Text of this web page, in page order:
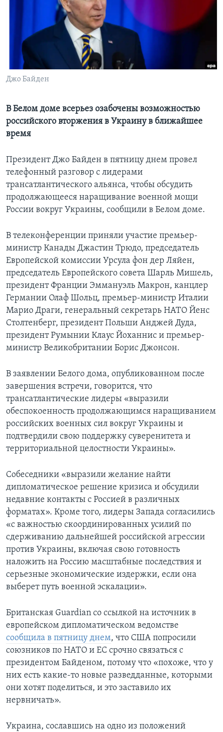
Learning English
СОЦИАЛЬНЫЕ СЕТИ
Джо Байден
В Белом доме всерьез озабочены возможностью
российского вторжения в Украину в ближайшее
время
Президент Джо Байден в пятницу днем провел
телефонный разговор с лидерами
трансатлантического альянса, чтобы обсудить
продолжающееся наращивание военной мощи
России вокруг Украины, сообщили в Белом доме.
В телеконференции приняли участие премьер-
министр Канады Джастин Трюдо, председатель
Европейской комиссии Урсула фон дер Ляйен,
председатель Европейского совета Шарль Мишель,
президент Франции Эммануэль Макрон, канцлер
Германии Олаф Шольц, премьер-министр Италии
Марио Драги, генеральный секретарь НАТО Йенс
Столтенберг, президент Польши Анджей Дуда,
президент Румынии Клаус Йоханнис и премьер-
министр Великобритании Борис Джонсон.
В заявлении Белого дома, опубликованном после
завершения встречи, говорится, что
трансатлантические лидеры «выразили
обеспокоенность продолжающимся наращиванием
российских военных сил вокруг Украины и
подтвердили свою поддержку суверенитета и
территориальной целостности Украины».
Собеседники «выразили желание найти
дипломатическое решение кризиса и обсудили
недавние контакты с Россией в различных
форматах». Кроме того, лидеры Запада согласились
«с важностью скоординированных усилий по
сдерживанию дальнейшей российской агрессии
против Украины, включая свою готовность
наложить на Россию масштабные последствия и
серьезные экономические издержки, если она
выберет путь военной эскалации».
Британская Guardian со ссылкой на источник в
европейском дипломатическом ведомстве
сообщила в пятницу днем, что США попросили
союзников по НАТО и ЕС срочно связаться с
президентом Байденом, потому что «похоже, что у
них есть какие-то новые разведданные, которыми
они хотят поделиться, и это заставило их
нервничать».
Украина, сославшись на одно из положений